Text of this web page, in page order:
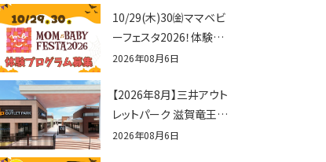
10/29(木)30㈮ママベビ
ーフェスタ2026！体験プ
ログラム募集♪赤ちゃん
せんか？
2026年08月6日
【2026年8月】三井アウト
レットパーク 滋賀竜王の
夏休みイベントまとめ！
2026年08月6日